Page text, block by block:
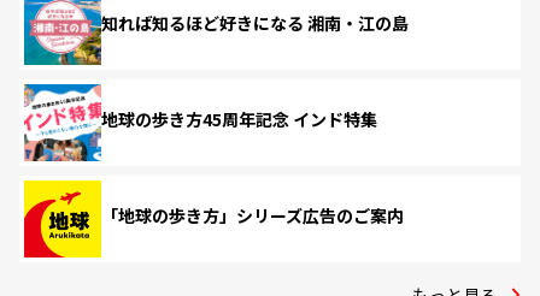
知れば知るほど好きになる 湘南・江の島
地球の歩き方45周年記念 インド特集
「地球の歩き方」シリーズ広告のご案内